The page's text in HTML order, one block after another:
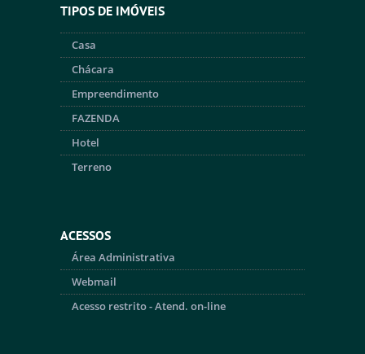
TIPOS DE IMÓVEIS
Casa
Chácara
Empreendimento
FAZENDA
Hotel
Terreno
ACESSOS
Área Administrativa
Webmail
Acesso restrito - Atend. on-line